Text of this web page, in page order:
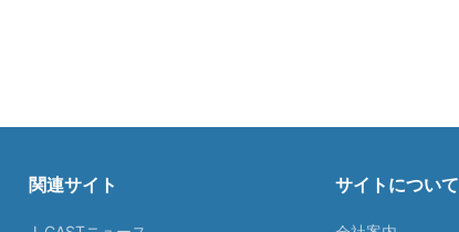
関連サイト サイトについて